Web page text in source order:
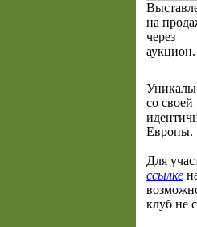
на
через
аукцион.
со своей
Европы.
Для
ссылке
клуб не